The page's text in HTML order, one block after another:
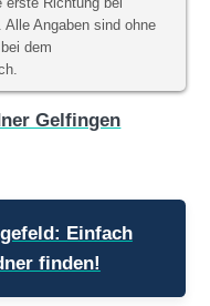
erste Richtung bei
Alle Angaben sind ohne
dem
Gelfingen
Einfach
finden!